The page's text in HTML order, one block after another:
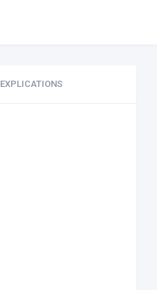
EXPLICATIONS